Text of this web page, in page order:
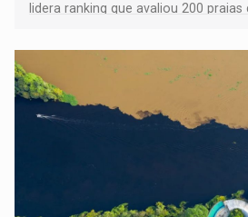
lidera ranking que avaliou 200 praias